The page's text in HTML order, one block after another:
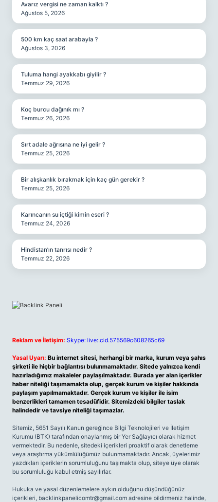
Avarız vergisi ne zaman kalktı ?
Ağustos 5, 2026
500 km kaç saat arabayla ?
Ağustos 3, 2026
Tuluma hangi ayakkabı giyilir ?
Temmuz 29, 2026
Koç burcu dağınık mı ?
Temmuz 26, 2026
Sırt adale ağrısına ne iyi gelir ?
Temmuz 25, 2026
Bir alışkanlık bırakmak için kaç gün gerekir ?
Temmuz 25, 2026
Karıncanın su içtiği kimin eseri ?
Temmuz 24, 2026
Hindistan’ın tanrısı nedir ?
Temmuz 22, 2026
Reklam ve İletişim: Skype: live:.cid.575569c608265c69
Yasal Uyarı: Bu internet sitesi, herhangi bir marka, kurum veya şahıs
şirketi ile hiçbir bağlantısı bulunmamaktadır. Sitede yalnızca kendi
hazırladığımız makaleler paylaşılmaktadır. Burada yer alan içerikler
haber niteliği taşımamakta olup, gerçek kurum ve kişiler hakkında
paylaşım yapılmamaktadır. Gerçek kurum ve kişiler ile isim
benzerlikleri tamamen tesadüfidir. Sitemizdeki bilgiler taslak
halindedir ve tavsiye niteliği taşımazlar.
Sitemiz, 5651 Sayılı Kanun gereğince Bilgi Teknolojileri ve İletişim
Kurumu (BTK) tarafından onaylanmış bir Yer Sağlayıcı olarak hizmet
vermektedir. Bu nedenle, sitedeki içerikleri proaktif olarak denetleme
veya araştırma yükümlülüğümüz bulunmamaktadır. Ancak, üyelerimiz
yazdıkları içeriklerin sorumluluğunu taşımakta olup, siteye üye olarak
bu sorumluluğu kabul etmiş sayılırlar.
Hukuka ve yasal düzenlemelere aykırı olduğunu düşündüğünüz
içerikleri, backlinkpanelicomtr@gmail.com adresine bildirmeniz halinde,